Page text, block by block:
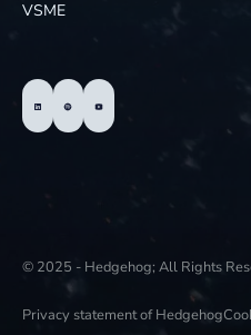
VSME
© 2025 - Hedgehog; All Rights
Privacy statement of Hedgehog